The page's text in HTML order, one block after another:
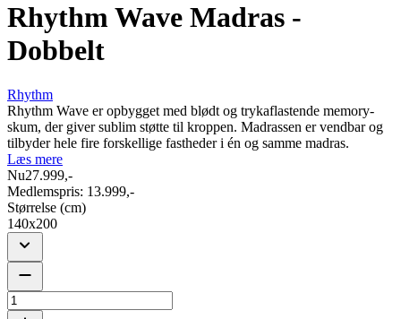
Rhythm Wave Madras -
Dobbelt
Rhythm
Rhythm Wave er opbygget med blødt og trykaflastende memory-
skum, der giver sublim støtte til kroppen. Madrassen er vendbar og
tilbyder hele fire forskellige fastheder i én og samme madras.
Læs mere
Nu27.999,-
Medlemspris: 13.999,-
Størrelse (cm)
140x200